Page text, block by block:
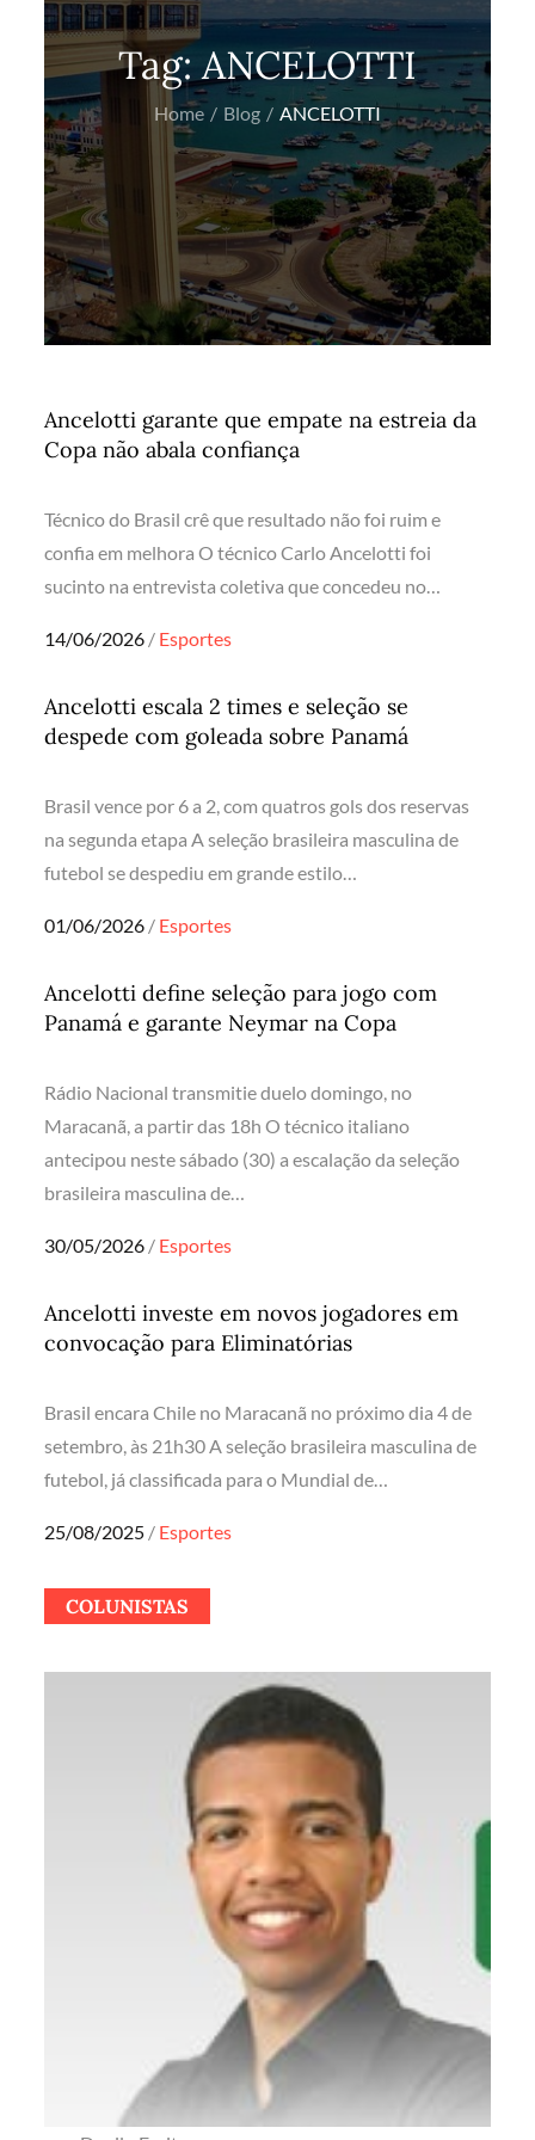
Tag:ANCELOTTI
Home Blog ANCELOTTI
Ancelotti garante que empate na estreia da
Copa não abala confiança
Técnico do Brasil crê que resultado não foi ruim e
confia em melhora O técnico Carlo Ancelotti foi
sucinto na entrevista coletiva que concedeu no…
Posted
14/06/2026 Esportes
Ancelotti escala 2 times e seleção se
despede com goleada sobre Panamá
Brasil vence por 6 a 2, com quatros gols dos reservas
na segunda etapa A seleção brasileira masculina de
futebol se despediu em grande estilo…
Posted
01/06/2026 Esportes
Ancelotti define seleção para jogo com
Panamá e garante Neymar na Copa
Rádio Nacional transmitie duelo domingo, no
Maracanã, a partir das 18h O técnico italiano
antecipou neste sábado (30) a escalação da seleção
brasileira masculina de…
Posted
30/05/2026 Esportes
Ancelotti investe em novos jogadores em
convocação para Eliminatórias
Brasil encara Chile no Maracanã no próximo dia 4 de
setembro, às 21h30 A seleção brasileira masculina de
futebol, já classificada para o Mundial de…
Posted
25/08/2025 Esportes
COLUNISTAS